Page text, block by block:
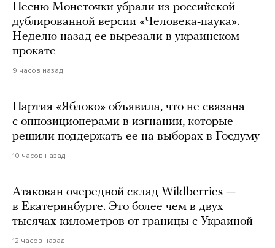
Песню Монеточки убрали из российской
дублированной версии «Человека-паука».
Неделю назад ее вырезали в украинском
прокате
9 часов назад
Партия «Яблоко» объявила, что не связана
с оппозиционерами в изгнании, которые
решили поддержать ее на выборах в Госдуму
10 часов назад
Атакован очередной склад Wildberries —
в Екатеринбурге. Это более чем в двух
тысячах километров от границы с Украиной
12 часов назад